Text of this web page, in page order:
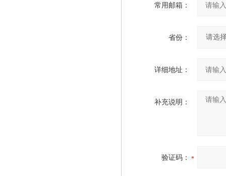
常用邮箱：
省份：
详细地址：
补充说明：
验证码：